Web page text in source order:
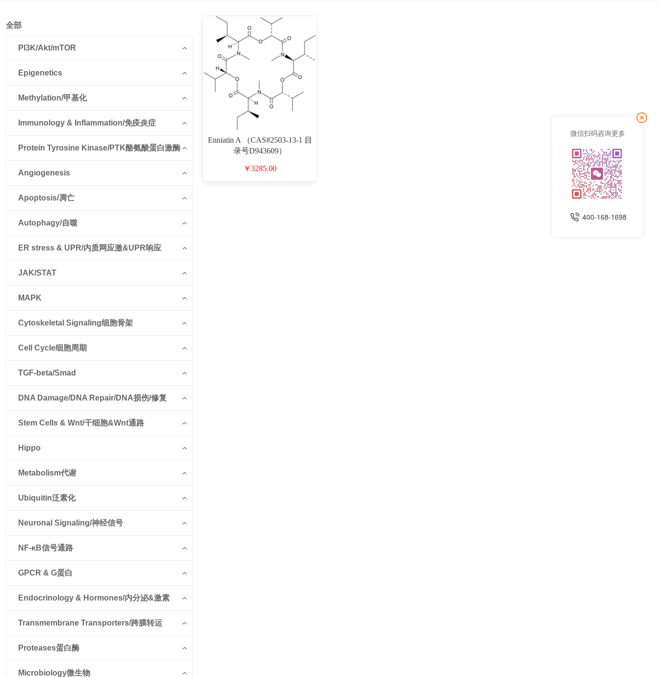
全部
PI3K/Akt/mTOR
Epigenetics
Methylation/甲基化
Immunology & Inflammation/免疫炎症
Protein Tyrosine Kinase/PTK酪氨酸蛋白激酶
Angiogenesis
Apoptosis/凋亡
Autophagy/自噬
ER stress & UPR/内质网应激&UPR响应
JAK/STAT
MAPK
Cytoskeletal Signaling细胞骨架
Cell Cycle细胞周期
TGF-beta/Smad
DNA Damage/DNA Repair/DNA损伤/修复
Stem Cells & Wnt/干细胞&Wnt通路
Hippo
Metabolism代谢
Ubiquitin泛素化
Neuronal Signaling/神经信号
NF-κB信号通路
GPCR & G蛋白
Endocrinology & Hormones/内分泌&激素
Transmembrane Transporters/跨膜转运
Proteases蛋白酶
Microbiology微生物
Enniatin A （CAS#2503-13-1 目
录号D943609）
￥3285.00
微信扫码咨询更多
400-168-1698